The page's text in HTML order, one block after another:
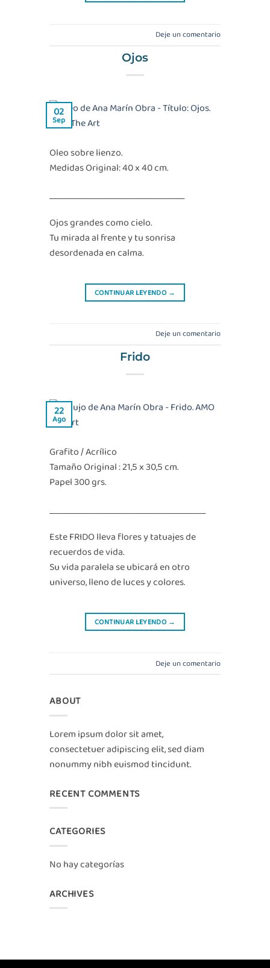
Deje un comentario
Ojos
02
Sep
Oleo sobre lienzo.
Medidas Original: 40 x 40 cm.
Ojos grandes como cielo.
Tu mirada al frente y tu sonrisa
desordenada en calma.
CONTINUAR LEYENDO →
Deje un comentario
Frido
22
Ago
Grafito / Acrílico
Tamaño Original : 21,5 x 30,5 cm.
Papel 300 grs.
Este FRIDO lleva flores y tatuajes de
recuerdos de vida.
Su vida paralela se ubicará en otro
universo, lleno de luces y colores.
CONTINUAR LEYENDO →
Deje un comentario
ABOUT
Lorem ipsum dolor sit amet,
consectetuer adipiscing elit, sed diam
nonummy nibh euismod tincidunt.
RECENT COMMENTS
CATEGORIES
No hay categorías
ARCHIVES